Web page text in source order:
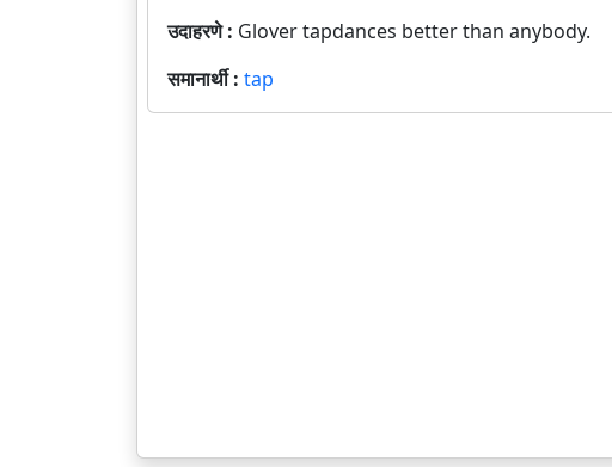
उदाहरणे : Glover tapdances better than anybody.
समानार्थी : tap